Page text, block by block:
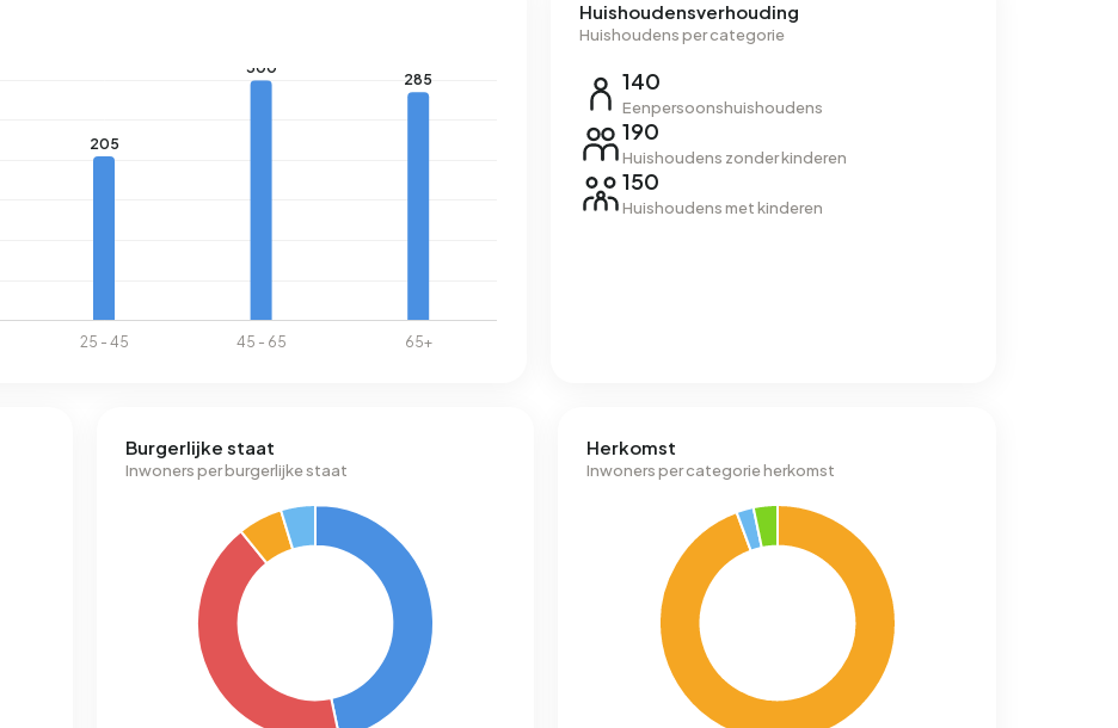
Huishoudensverhouding
Huishoudens per categorie
140
Eenpersoonshuishoudens
190
Huishoudens zonder kinderen
150
Huishoudens met kinderen
Burgerlijke staat
Inwoners per burgerlijke staat
Herkomst
Inwoners per categorie herkomst